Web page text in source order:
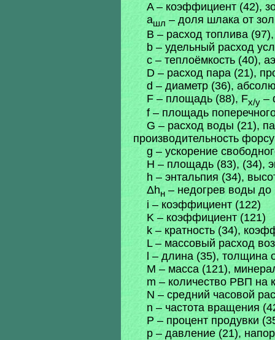
A – коэффициент (42),
aшл – доля шлака от
B – расход топлива
b – удельный расход
c – теплоёмкость (40),
D – расход пара (21),
d – диаметр (36),
F – площадь (88), Fx/y –
f – площадь
G – расход воды (21),
производительность
g – ускорение
H – площадь (83), (34),
h – энтальпия (34),
Δhн – недогрев воды до
i – коэффициент (122)
K – коэффициент (121)
k – кратность (34),
L – массовый расход
l – длина (35), толщина
M – масса (121),
m – количество РВП на
N – средний часовой
n – частота вращения
P – процент продувки
p – давление (21),